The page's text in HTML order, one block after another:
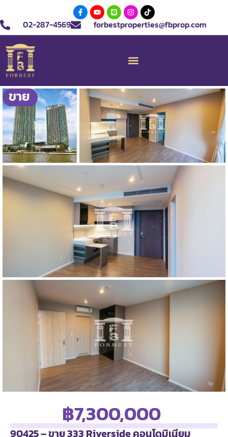
02-287-4569 forbestproperties@fbprop.com
ขาย
฿7,300,000
90425 – ขาย 333 Riverside คอนโดมิเนียม